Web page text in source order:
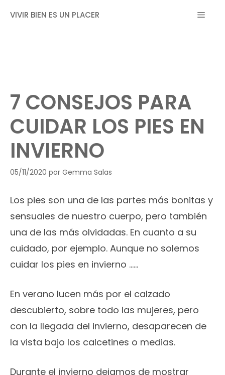
VIVIR BIEN ES UN PLACER MENÚ
7 CONSEJOS PARA
CUIDAR LOS PIES EN
INVIERNO
05/11/2020 por Gemma Salas
Los pies son una de las partes más bonitas y
sensuales de nuestro cuerpo, pero también
una de las más olvidadas. En cuanto a su
cuidado, por ejemplo. Aunque no solemos
cuidar los pies en invierno ……
En verano lucen más por el calzado
descubierto, sobre todo las mujeres, pero
con la llegada del invierno, desaparecen de
la vista bajo los calcetines o medias.
Durante el invierno dejamos de mostrar